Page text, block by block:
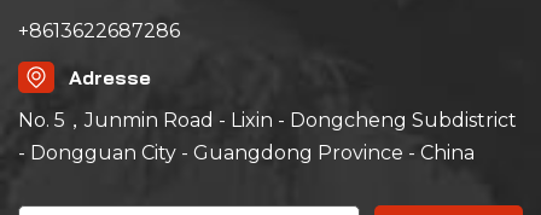
+8613622687286
Adresse
No. 5，Junmin Road - Lixin - Dongcheng Subdistrict
- Dongguan City - Guangdong Province - China